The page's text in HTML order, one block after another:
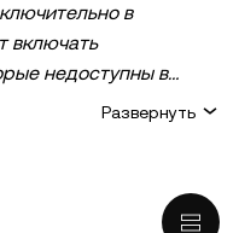
в
включать
недоступны в
инвестиционным
Развернуть